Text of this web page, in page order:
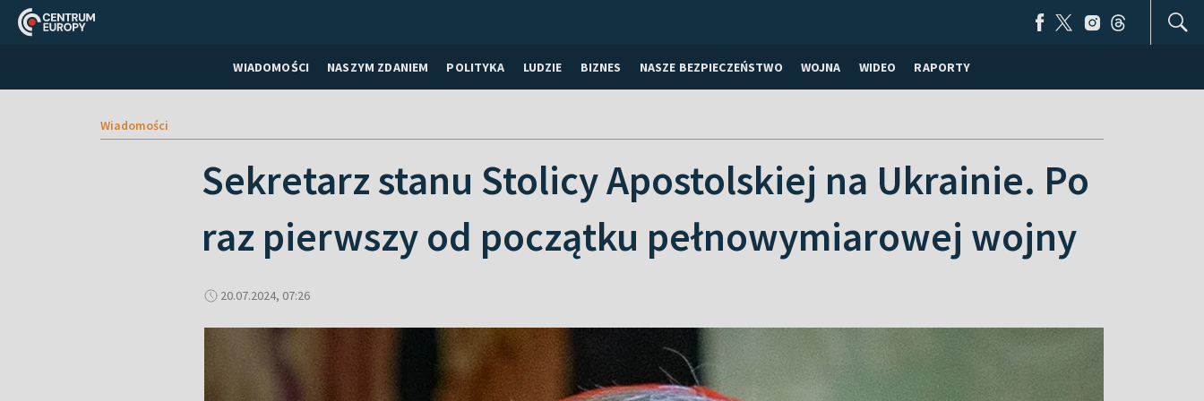
WIADOMOŚCI NASZYM ZDANIEM POLITYKA LUDZIE BIZNES NASZE BEZPIECZEŃSTWO WOJNA WIDEO RAPORTY
Wiadomości
Sekretarz stanu Stolicy Apostolskiej na Ukrainie. Po
raz pierwszy od początku pełnowymiarowej wojny
20.07.2024, 07:26